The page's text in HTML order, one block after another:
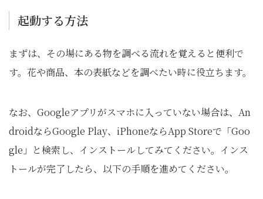
起動する方法
まずは、その場にある物を調べる流れを覚えると便利で
す。花や商品、本の表紙などを調べたい時に役立ちます。
なお、Googleアプリがスマホに入っていない場合は、An
droidならGoogle Play、iPhoneならApp Storeで「Goo
gle」と検索し、インストールしてみてください。インス
トールが完了したら、以下の手順を進めてください。